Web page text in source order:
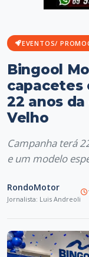
EVENTOS/
Bingool
capacetes
22 anos
Velho
Campanha terá
e um modelo
RondoMotor
Jornalista: Luis Andreoli